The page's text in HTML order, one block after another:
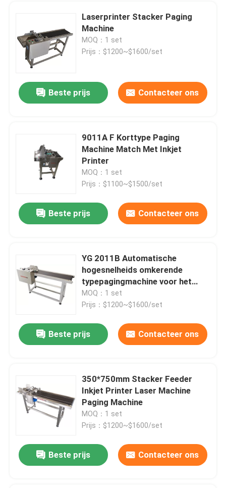
Laserprinter Stacker Paging
Machine
MOQ：1 set
Prijs：$1200~$1600/set
Beste prijs Contacteer ons
9011A F Korttype Paging
Machine Match Met Inkjet
Printer
MOQ：1 set
Prijs：$1100~$1500/set
Beste prijs Contacteer ons
YG 2011B Automatische
hogesnelheids omkerende
typepagingmachine voor het
coderen van papieren dozen
MOQ：1 set
Prijs：$1200~$1600/set
Beste prijs Contacteer ons
350*750mm Stacker Feeder
Inkjet Printer Laser Machine
Paging Machine
MOQ：1 set
Prijs：$1200~$1600/set
Beste prijs Contacteer ons